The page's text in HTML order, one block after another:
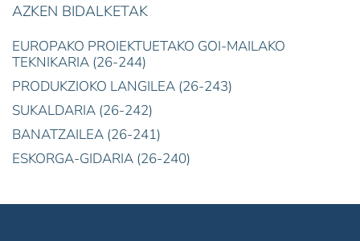
AZKEN BIDALKETAK
EUROPAKO PROIEKTUETAKO GOI-MAILAKO
TEKNIKARIA (26-244)
PRODUKZIOKO LANGILEA (26-243)
SUKALDARIA (26-242)
BANATZAILEA (26-241)
ESKORGA-GIDARIA (26-240)